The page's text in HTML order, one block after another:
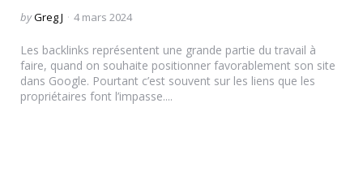
Posted
byGreg J 4 mars 2024
Les backlinks représentent une grande partie du travail à
faire, quand on souhaite positionner favorablement son site
dans Google. Pourtant c’est souvent sur les liens que les
propriétaires font l’impasse....